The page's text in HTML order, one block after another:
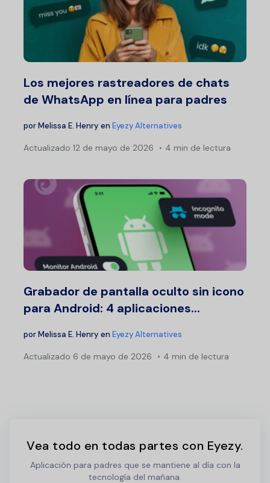
Los mejores rastreadores de chats
de WhatsApp en línea para padres
porMelissa E. Henry en Eyezy Alternatives
Actualizado 12 de mayo de 2026 4 min de lectura
Grabador de pantalla oculto sin icono
para Android: 4 aplicaciones...
porMelissa E. Henry en Eyezy Alternatives
Actualizado 6 de mayo de 2026 4 min de lectura
Vea todo en todas partes con Eyezy.
Aplicación para padres que se mantiene al día con la
tecnología del mañana.